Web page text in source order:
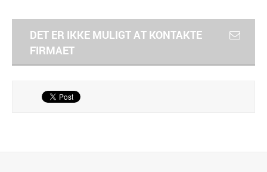
DET ER IKKE MULIGT AT KONTAKTE
FIRMAET